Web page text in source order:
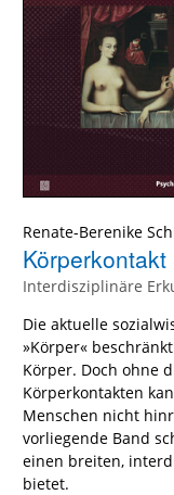
Renate-Berenike
Körperkontakt
Interdisziplinäre
Die aktuelle
»Körper«
Körper. Doch ohne
Körperkontakten
Menschen nicht
vorliegende Band
einen breiten,
bietet.